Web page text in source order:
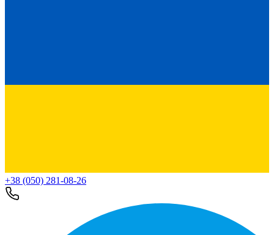
+38 (050) 281-08-26